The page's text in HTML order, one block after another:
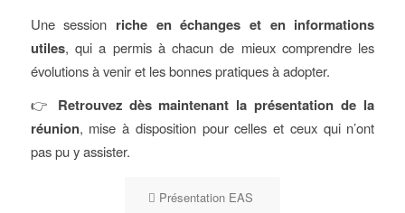
Une session riche en échanges et en informations
utiles, qui a permis à chacun de mieux comprendre les
évolutions à venir et les bonnes pratiques à adopter.
👉 Retrouvez dès maintenant la présentation de la
réunion, mise à disposition pour celles et ceux qui n’ont
pas pu y assister.
Présentation EAS